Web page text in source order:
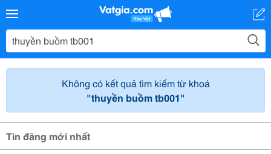
Không có kết quả tìm kiếm từ khoá
"thuyền buồm tb001"
Tin đăng mới nhất